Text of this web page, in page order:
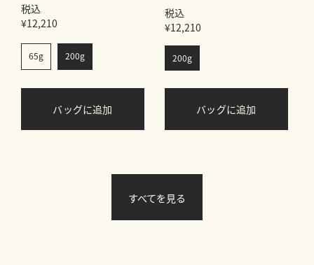
税込
¥12,210
65g 200g
バッグに追加
税込
¥12,210
200g
バッグに追加
すべてを見る